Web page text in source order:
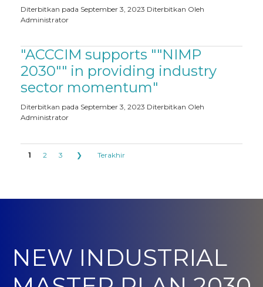
Diterbitkan pada September 3, 2023 Diterbitkan Oleh
Administrator
"ACCCIM supports ""NIMP
2030"" in providing industry
sector momentum"
Diterbitkan pada September 3, 2023 Diterbitkan Oleh
Administrator
1 2 3 ❯ Terakhir
NEW INDUSTRIAL